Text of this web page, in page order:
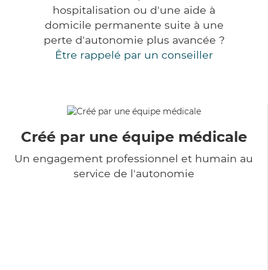
hospitalisation ou d'une aide à
domicile permanente suite à une
perte d'autonomie plus avancée ?
Être rappelé par un conseiller
Créé par une équipe médicale
Un engagement professionnel et humain au
service de l'autonomie